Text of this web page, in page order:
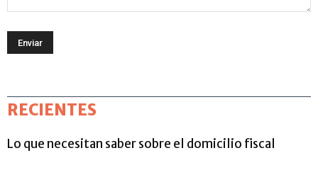
RECIENTES
Lo que necesitan saber sobre el domicilio fiscal